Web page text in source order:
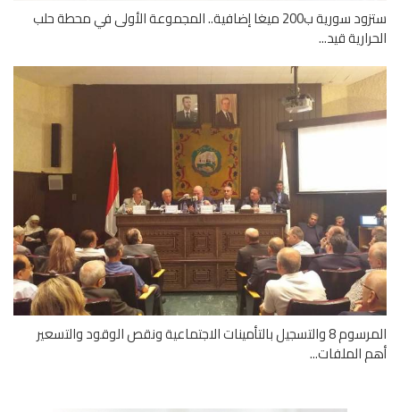
ستزود سورية ب200 ميغا إضافية.. المجموعة الأولى في محطة حلب
قيد...
المرسوم 8 والتسجيل بالتأمينات الاجتماعية ونقص الوقود والتسعير
الملفات...